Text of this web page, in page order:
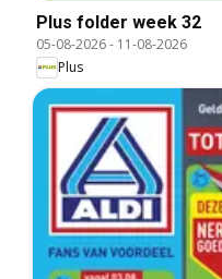
Plus folder week 32
05-08-2026- 11-08-2026
Plus